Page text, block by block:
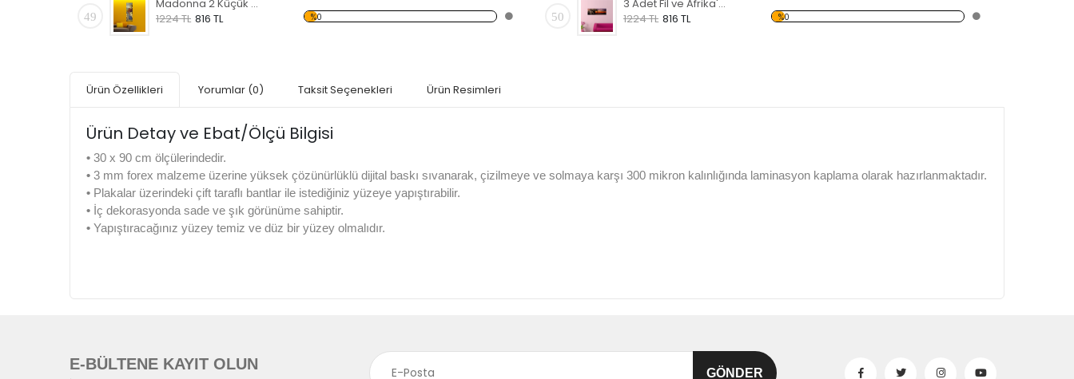
49
Madonna 2 Küçük Çocuk Forex Tablo
1224 TL 816 TL %0 50
3 Adet Fil ve Afrika'da Gün Batımı Forex Tablo
1224 TL 816 TL %0
Ürün Özellikleri Yorumlar (0) Taksit Seçenekleri Ürün Resimleri
Ürün Detay ve Ebat/Ölçü Bilgisi
• 30 x 90 cm ölçülerindedir.
• 3 mm forex malzeme üzerine yüksek çözünürlüklü dijital baskı sıvanarak, çizilmeye ve solmaya karşı 300 mikron kalınlığında laminasyon kaplama olarak hazırlanmaktadır.
• Plakalar üzerindeki çift taraflı bantlar ile istediğiniz yüzeye yapıştırabilir.
• İç dekorasyonda sade ve şık görünüme sahiptir.
• Yapıştıracağınız yüzey temiz ve düz bir yüzey olmalıdır.
E-BÜLTENE KAYIT OLUN